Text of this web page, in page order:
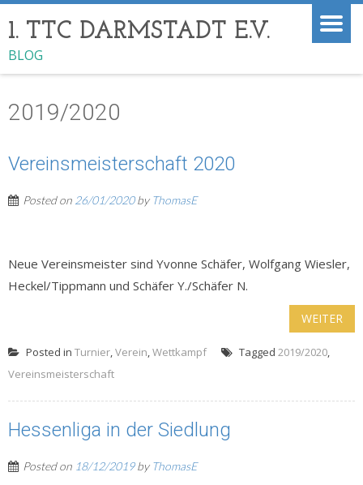
1. TTC DARMSTADT E.V.
BLOG
2019/2020
Vereinsmeisterschaft 2020
Posted on 26/01/2020by ThomasE
Neue Vereinsmeister sind Yvonne Schäfer, Wolfgang Wiesler,
Heckel/Tippmann und Schäfer Y./Schäfer N.
WEITER
Posted in Turnier,Verein,Wettkampf Tagged 2019/2020,
Vereinsmeisterschaft
Hessenliga in der Siedlung
Posted on 18/12/2019by ThomasE